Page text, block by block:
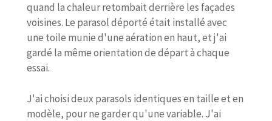
quand la chaleur retombait derrière les façades
voisines. Le parasol déporté était installé avec
une toile munie d'une aération en haut, et j'ai
gardé la même orientation de départ à chaque
essai.
J'ai choisi deux parasols identiques en taille et en
modèle, pour ne garder qu'une variable. J'ai